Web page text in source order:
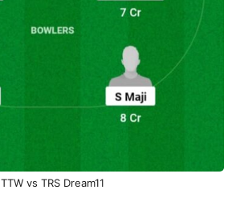
TTW vs TRS Dream11